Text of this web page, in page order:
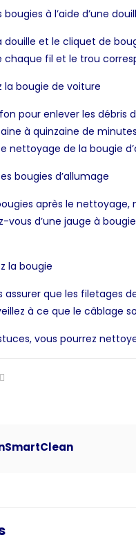
bougies à l’aide d’une
douille et le cliquet de
chaque fil et le trou
bougie de voiture
pour enlever les débris
à quinzaine de
nettoyage de la bougie
bougies d’allumage
après le
vous d’une jauge à
la bougie
assurer que les filetages
à ce que le câblage
vous pourrez